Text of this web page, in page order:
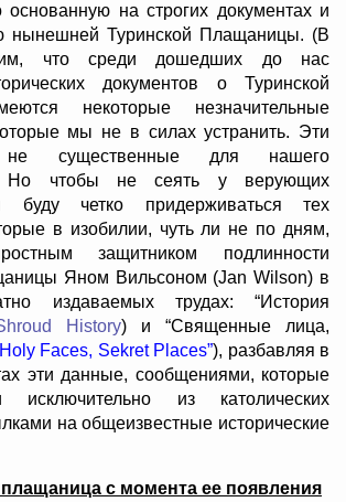
основанную на строгих документах и
нынешней Туринской Плащаницы. (В
что среди дошедших до нас
документов о Туринской
некоторые незначительные
мы не в силах устранить. Эти
не существенные для нашего
Но чтобы не сеять у верующих
буду четко придерживаться тех
в изобилии, чуть ли не по дням,
защитником подлинности
Яном Вильсоном (Jan Wilson) в
издаваемых трудах: “История
History) и “Священные лица,
Faces, Sekret Places”), разбавляя в
эти данные, сообщениями, которые
исключительно из католических
на общеизвестные исторические
плащаница с момента ее появления